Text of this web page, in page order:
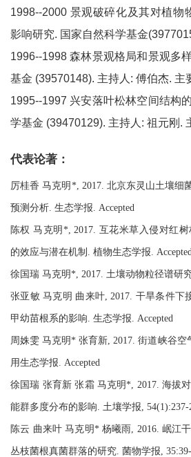
1998--2000 景观破碎化及其对植物
影响研究. 国家自然科学基金
1996--1998 森林景观格局和景观多
基金 (39570148). 主持人: 傅伯杰. 主
1995--1997 兴安落叶松林空间结构
学基金 (39470129). 主持人: 祖元刚.
代表论著：
厉桂香 马克明*, 2017. 北京东灵山土壤细
预测分析. 生态学报. Accepted
陈权 马克明*, 2017. 互花米草入侵对红
的效应与潜在机制. 植物生态学报. Accepted
徐国瑞 马克明*, 2017. 土壤动物粒径谱研
张亚敏 马克明 曲来叶, 2017. 干旱条件下
甲幼苗根系的影响. 生态学报. Accepted
周姝雯 马克明* 张育新, 2017. 街道峡谷
用生态学报. Accepted
徐国瑞 张育新 张霜 马克明*, 2017. 海拔
能群多度分布的影响. 土壤学报, 54(1):237-
陈云 曲来叶 马克明* 杨曦雨, 2016. 岷江
丛枝菌根真菌群落的研究. 菌物学报, 35:39-